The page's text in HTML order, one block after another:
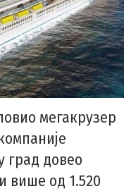
мегакрузер
град довео
више од 1.520